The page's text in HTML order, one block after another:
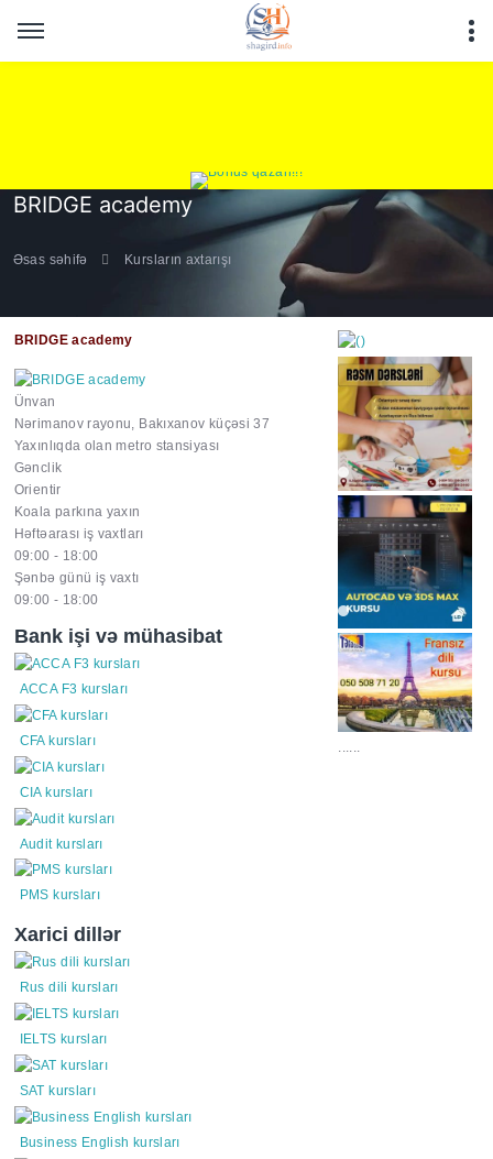
BRIDGE academy
Əsas səhifə Kursların axtarışı
BRIDGE academy
Ünvan
Nərimanov rayonu, Bakıxanov küçəsi 37
Yaxınlıqda olan metro stansiyası
Gənclik
Orientir
Koala parkına yaxın
Həftəarası iş vaxtları
09:00 - 18:00
Şənbə günü iş vaxtı
09:00 - 18:00
Bank işi və mühasibat
ACCA F3 kursları
CFA kursları
CIA kursları
Audit kursları
PMS kursları
Xarici dillər
Rus dili kursları
IELTS kursları
SAT kursları
Business English kursları
https://wa.me/
......